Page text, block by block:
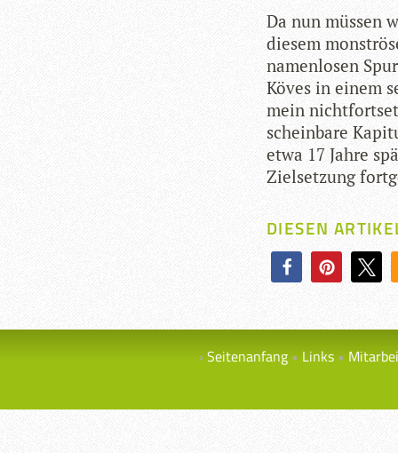
Da nun müs­sen
die­sem
namen­lo­sen
Köves in einem
mein
schein­bare
etwa 17 Jahre
Ziel­set­zung
DIESEN
Seitenanfang Links